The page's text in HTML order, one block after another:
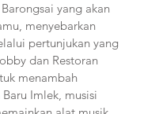
yang akan
menyebarkan
pertunjukan yang
dan Restoran
menambah
Imlek, musisi